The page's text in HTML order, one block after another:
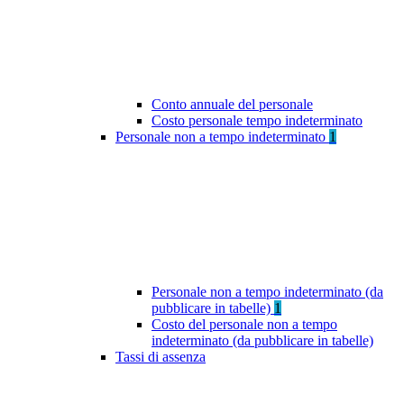
Conto annuale del personale
Costo personale tempo indeterminato
Personale non a tempo indeterminato 1
Personale non a tempo indeterminato (da
pubblicare in tabelle) 1
Costo del personale non a tempo
indeterminato (da pubblicare in tabelle)
Tassi di assenza